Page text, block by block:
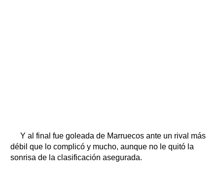
Y al final fue goleada de Marruecos ante un rival más
débil que lo complicó y mucho, aunque no le quitó la
sonrisa de la clasificación asegurada.